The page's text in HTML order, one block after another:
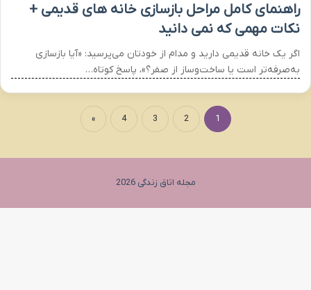
راهنمای کامل مراحل بازسازی خانه های قدیمی +
نکات مهمی که نمی دانید
اگر یک خانه قدیمی دارید و مدام از خودتان می‌پرسید: «آیا بازسازی
به‌صرفه‌تر است یا ساخت‌وساز از صفر؟»، پاسخ کوتاه…
1
2
3
4
»
مجله اتاق زندگی 2026